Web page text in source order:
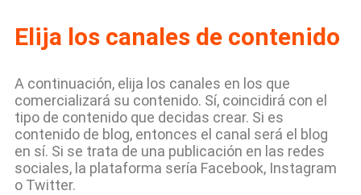
Elija los canales de contenido
A continuación, elija los canales en los que
comercializará su contenido. Sí, coincidirá con el
tipo de contenido que decidas crear. Si es
contenido de blog, entonces el canal será el blog
en sí. Si se trata de una publicación en las redes
sociales, la plataforma sería Facebook, Instagram
o Twitter.